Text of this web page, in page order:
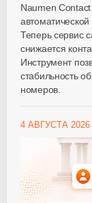
Naumen
Теперь сервис
снижается
Инструмент
стабильность
номеров.
4 АВГУСТА 2026